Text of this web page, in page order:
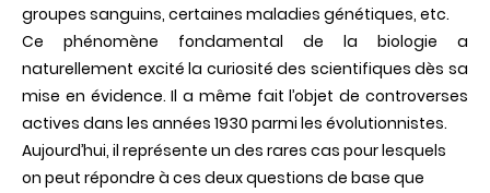
groupes sanguins, certaines maladies génétiques, etc.
Ce phénomène fondamental de la biologie a
naturellement excité la curiosité des scientifiques dès sa
mise en évidence. Il a même fait l’objet de controverses
actives dans les années 1930 parmi les évolutionnistes.
Aujourd’hui, il représente un des rares cas pour lesquels
on peut répondre à ces deux questions de base que